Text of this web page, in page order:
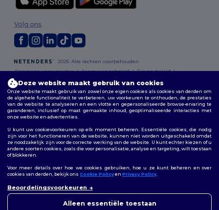
2026. Alle rechten voorbehouden
Algemene voorwaarden|Aanpassingsbeleid|Privacybeleid|
Cookiebeleid
Volg ons
Bruxelles| Anvers | Mortsel |Malines|Lierre | Turnhout| Geel|
Herentals | Hoogstraten| Bruges
Deze website maakt gebruik van cookies
Onze website maakt gebruik van zowel onze eigen cookies als cookies van derden om
de algehele functionaliteit te verbeteren, uw voorkeuren te onthouden, de prestaties
van de website te analyseren en een vlotte en gepersonaliseerde browse-ervaring te
garanderen, inclusief op maat gemaakte inhoud, geoptimaliseerde interacties met
onze website en advertenties.
U kunt uw cookievoorkeuren op elk moment beheren. Essentiële cookies, die nodig
zijn voor het functioneren van de website, kunnen niet worden uitgeschakeld omdat
ze noodzakelijk zijn voor de correcte werking van de website. U kunt echter kiezen of u
andere soorten cookies, zoals die voor personalisatie, analyse en targeting, wilt toestaan
of blokkeren.
Voor meer details over hoe we cookies gebruiken, hoe u ze kunt beheren en over
cookies van derden, bekijk ons Cookie Policyen Privacy Policy.
Beoordelingsvoorkeuren
Alleen essentiële toestaan
moment contact met ons